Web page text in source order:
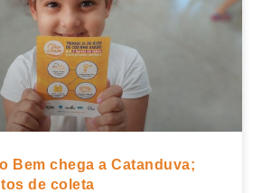
Bem chega a Catanduva;
de coleta